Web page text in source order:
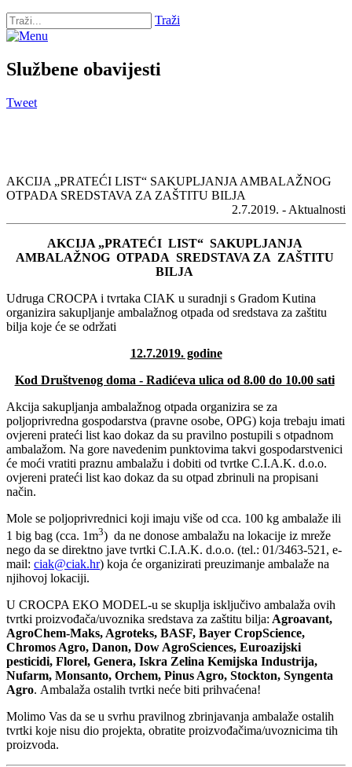
Traži
Službene obavijesti
Tweet
AKCIJA „PRATEĆI LIST“ SAKUPLJANJA AMBALAŽNOG
OTPADA SREDSTAVA ZA ZAŠTITU BILJA
2.7.2019. - Aktualnosti
AKCIJA „PRATEĆI LIST“ SAKUPLJANJA
AMBALAŽNOG OTPADA SREDSTAVA ZA ZAŠTITU
BILJA
Udruga CROCPA i tvrtaka CIAK u suradnji s Gradom Kutina
organizira sakupljanje ambalažnog otpada od sredstava za zaštitu
bilja koje će se održati
12.7.2019. godine
Kod Društvenog doma - Radićeva ulica od 8.00 do 10.00 sati
Akcija sakupljanja ambalažnog otpada organizira se za
poljoprivredna gospodarstva (pravne osobe, OPG) koja trebaju imati
ovjereni prateći list kao dokaz da su pravilno postupili s otpadnom
ambalažom. Na gore navedenim punktovima takvi gospodarstvenici
će moći vratiti praznu ambalažu i dobiti od tvrtke C.I.A.K. d.o.o.
ovjereni prateći list kao dokaz da su otpad zbrinuli na propisani
način.
Mole se poljoprivrednici koji imaju više od cca. 100 kg ambalaže ili
1 big bag (cca. 1m3) da ne donose ambalažu na lokacije iz mreže
nego da se direktno jave tvrtki C.I.A.K. d.o.o. (tel.: 01/3463-521, e-
mail: ciak@ciak.hr) koja će organizirati preuzimanje ambalaže na
njihovoj lokaciji.
U CROCPA EKO MODEL-u se skuplja isključivo ambalaža ovih
tvrtki proizvođača/uvoznika sredstava za zaštitu bilja: Agroavant,
AgroChem-Maks, Agroteks, BASF, Bayer CropScience,
Chromos Agro, Danon, Dow AgroSciences, Euroazijski
pesticidi, Florel, Genera, Iskra Zelina Kemijska Industrija,
Nufarm, Monsanto, Orchem, Pinus Agro, Stockton, Syngenta
Agro. Ambalaža ostalih tvrtki neće biti prihvaćena!
Molimo Vas da se u svrhu pravilnog zbrinjavanja ambalaže ostalih
tvrtki koje nisu dio projekta, obratite proizvođačima/uvoznicima tih
proizvoda.